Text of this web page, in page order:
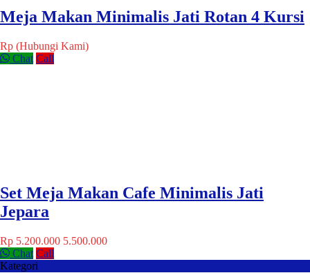
Meja Makan Minimalis Jati Rotan 4 Kursi
Rp (Hubungi Kami)
Chat Call
Set Meja Makan Cafe Minimalis Jati
Jepara
Rp 5.200.000 5.500.000
Chat Call
Kategori